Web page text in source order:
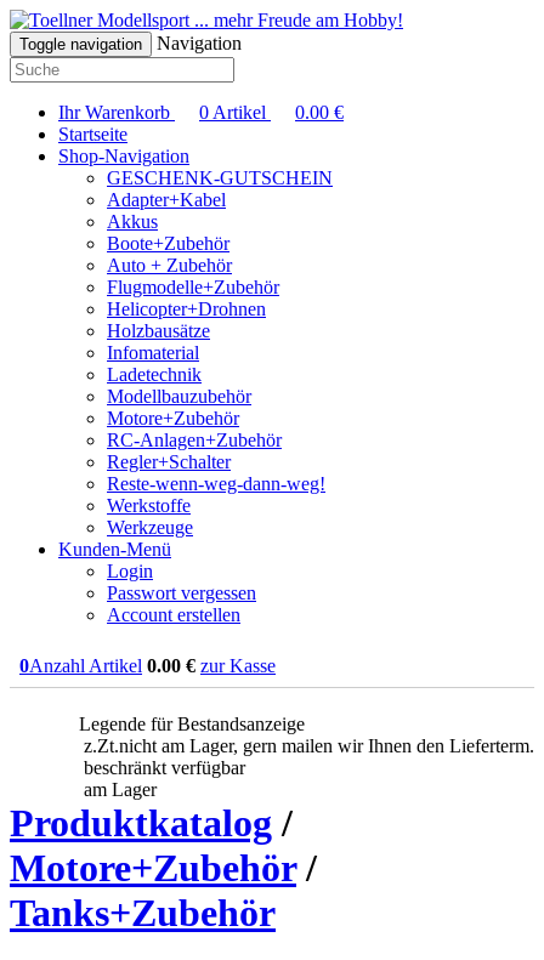
... mehr Freude am Hobby!
Toggle navigation Navigation
Ihr Warenkorb 0 Artikel 0.00 €
Startseite
Shop-Navigation
GESCHENK-GUTSCHEIN
Adapter+Kabel
Akkus
Boote+Zubehör
Auto + Zubehör
Flugmodelle+Zubehör
Helicopter+Drohnen
Holzbausätze
Infomaterial
Ladetechnik
Modellbauzubehör
Motore+Zubehör
RC-Anlagen+Zubehör
Regler+Schalter
Reste-wenn-weg-dann-weg!
Werkstoffe
Werkzeuge
Kunden-Menü
Login
Passwort vergessen
Account erstellen
0Anzahl Artikel 0.00 € zur Kasse
Legende für Bestandsanzeige
z.Zt.nicht am Lager, gern mailen wir Ihnen den Lieferterm.
beschränkt verfügbar
am Lager
Produktkatalog/
Motore+Zubehör/
Tanks+Zubehör